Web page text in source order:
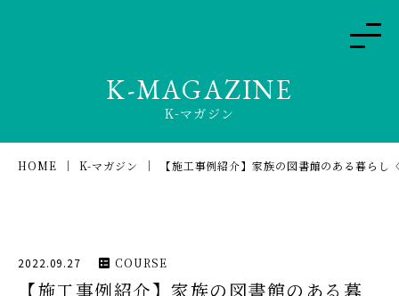
K-MAGAZINE
K-マガジン
HOME K-マガジン 【施工事例紹介】家族の図書館のある暮らし
2022.09.27 COURSE
【施工事例紹介】家族の図書館のある暮